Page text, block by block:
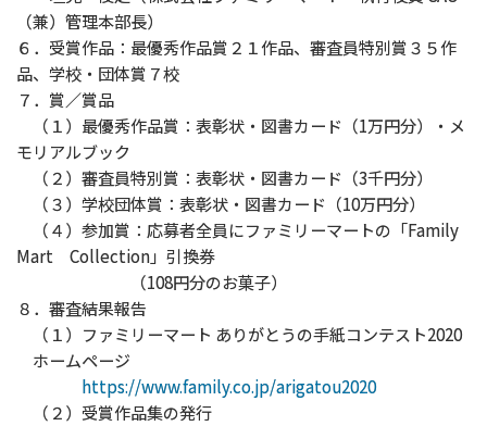
（兼）管理本部長）
６．受賞作品：最優秀作品賞２１作品、審査員特別賞３５作
品、学校・団体賞７校
７．賞／賞品
（１）最優秀作品賞：表彰状・図書カード（1万円分）・メ
モリアルブック
（２）審査員特別賞：表彰状・図書カード（3千円分）
（３）学校団体賞：表彰状・図書カード（10万円分）
（４）参加賞：応募者全員にファミリーマートの「Family
Mart Collection」引換券
（108円分のお菓子）
８．審査結果報告
（１）ファミリーマート ありがとうの手紙コンテスト2020
ホームページ
https://www.family.co.jp/arigatou2020
（２）受賞作品集の発行